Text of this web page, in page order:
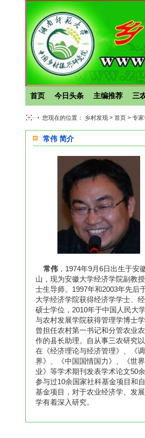
首页 今日头条 主编推荐 三
您现在的位置： 乡村发现 > 首页 > 专
常伟 简介
常伟 ，1974年9月6日出生于安
山，现为安徽大学经济学院副教
士生导师。1997年和2003年先后
大学经济学院获得经济学学士、
硕士学位，2010年于中国人民大
与农村发展学院获得管理学博士学
曾担任农村第一书记和分管农业
作的县长助理。自从事三农研究以
在《经济理论与经济管理》、《
界》、《中国国情国力》、《世
业》等学术期刊发表学术论文50余
参与过10余国家社科基金项目和
基金项目，对于农业经济学、发
学有着深入研究。